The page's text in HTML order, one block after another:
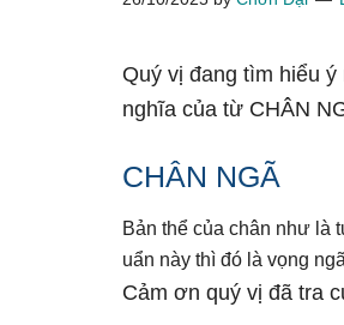
Quý vị đang tìm hiểu
nghĩa của từ CHÂN
CHÂN NGÃ
Bản thể của chân như là
uẩn này thì đó là vọng
Cảm ơn quý vị đã tra